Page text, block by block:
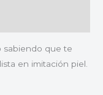
sabiendo que te
en imitación piel.